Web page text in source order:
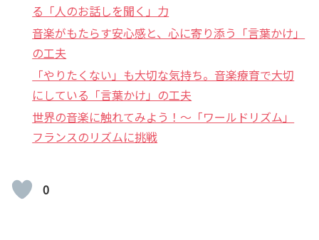
る「人のお話しを聞く」力
音楽がもたらす安心感と、心に寄り添う「言葉かけ」
の工夫
「やりたくない」も大切な気持ち。音楽療育で大切
にしている「言葉かけ」の工夫
世界の音楽に触れてみよう！〜「ワールドリズム」
フランスのリズムに挑戦
0